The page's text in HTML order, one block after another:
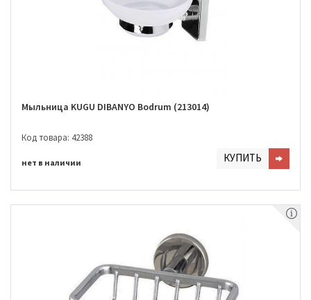
Мыльница KUGU DIBANYO Bodrum (213014)
Код товара: 42388
нет в наличии КУПИТЬ